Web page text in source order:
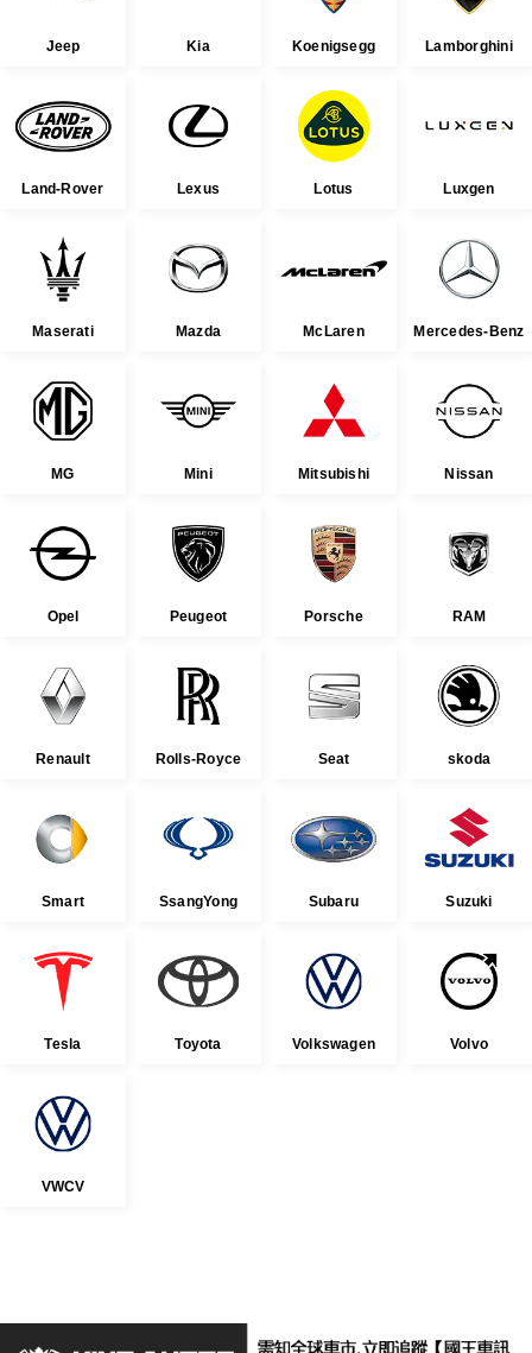
Jeep Kia Koenigsegg Lamborghini
Land-Rover Lexus Lotus Luxgen
Maserati Mazda McLaren Mercedes-Benz
MG Mini Mitsubishi Nissan
Opel Peugeot Porsche RAM
Renault Rolls-Royce Seat skoda
Smart SsangYong Subaru Suzuki
Tesla Toyota Volkswagen Volvo
VWCV